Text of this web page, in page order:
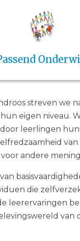
streven
eigen niveau.
leerlingen
andere
die
leerervaringen